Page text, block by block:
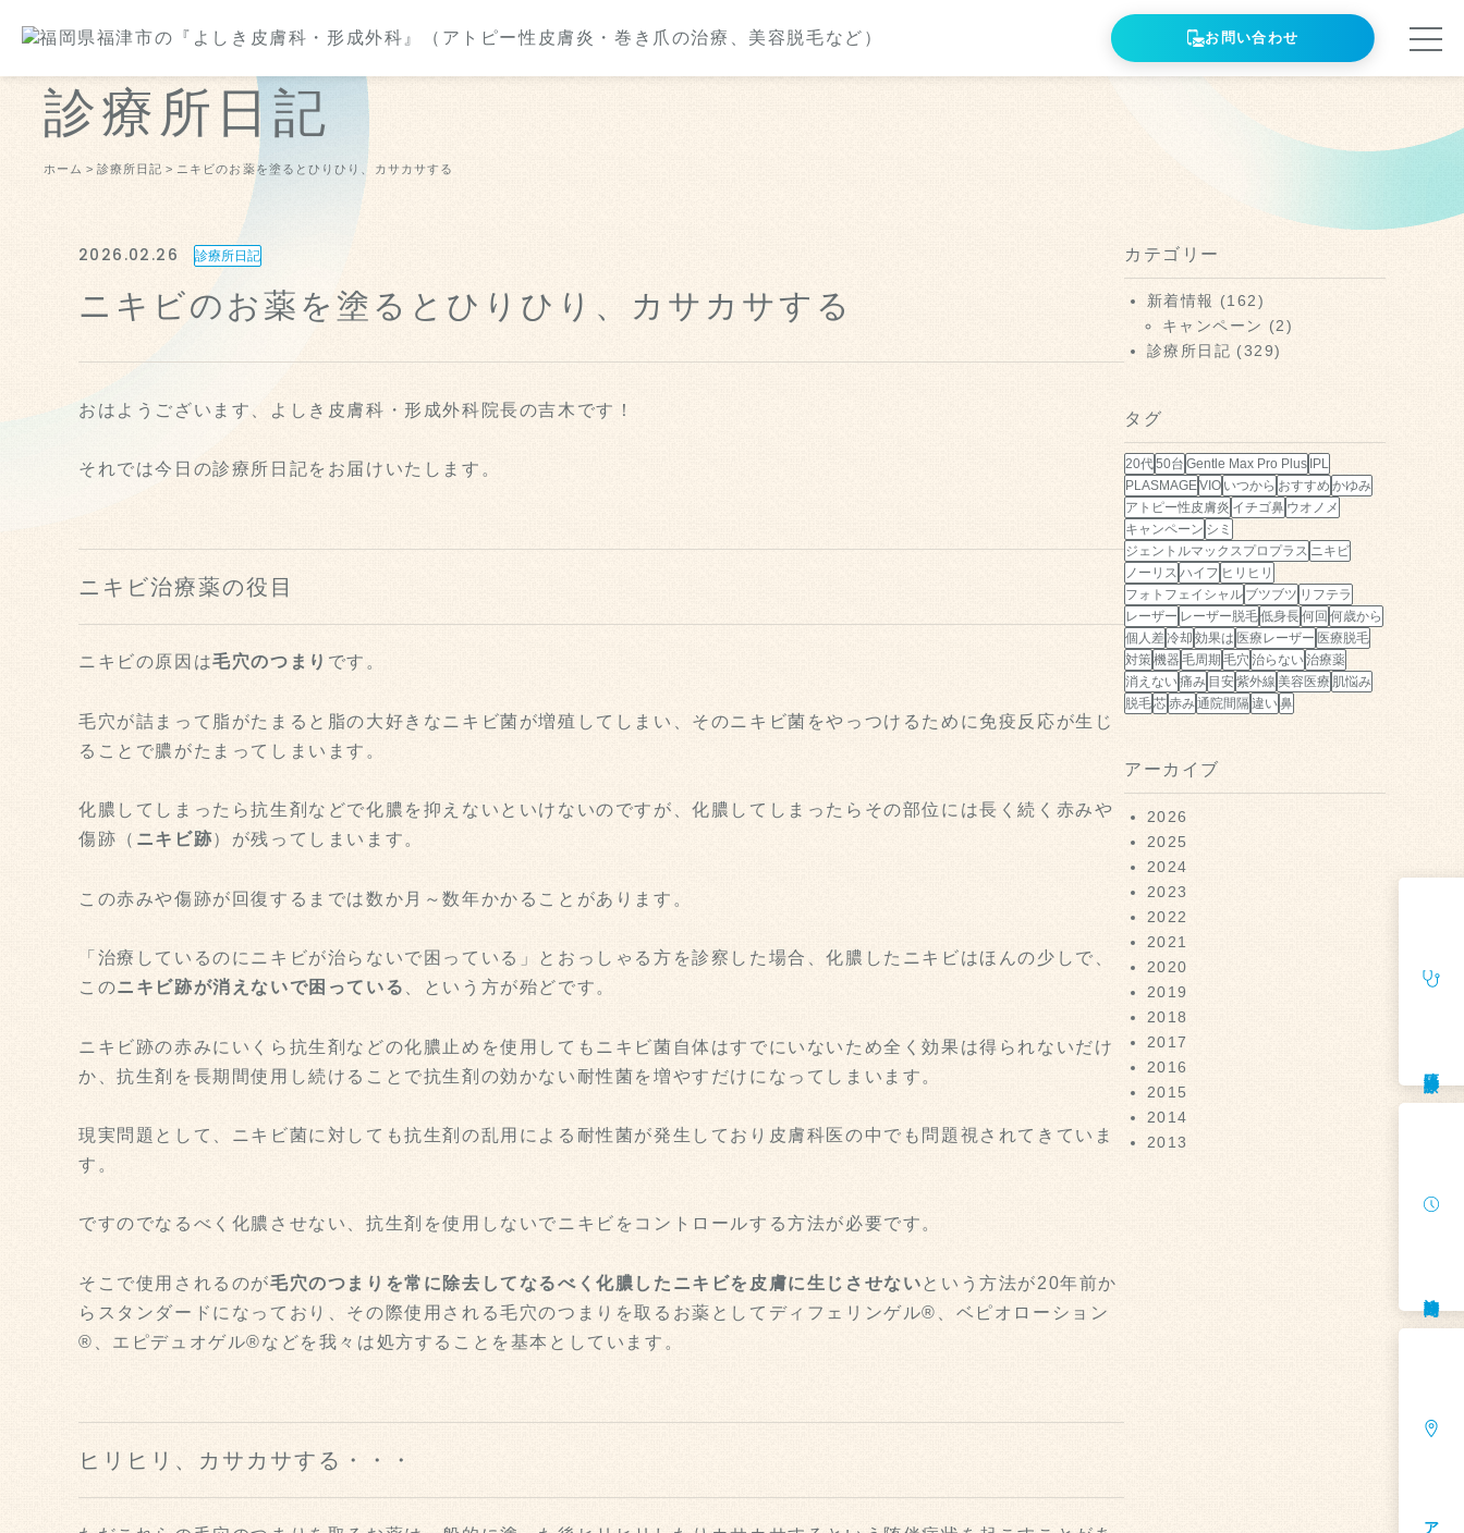
お問い合わせ
診療所日記
ホーム 診療所日記 ニキビのお薬を塗るとひりひり、カサカサする
2026.02.26 診療所日記
ニキビのお薬を塗るとひりひり、カサカサする
おはようございます、よしき皮膚科・形成外科院長の吉木です！
それでは今日の診療所日記をお届けいたします。
ニキビ治療薬の役目
ニキビの原因は毛穴のつまり です。
毛穴が詰まって脂がたまると脂の大好きなニキビ菌が増殖してしまい、そのニキビ菌をやっつけるために免疫反応が生じ
ることで膿がたまってしまいます。
化膿してしまったら抗生剤などで化膿を抑えないといけないのですが、化膿してしまったらその部位には長く続く赤みや
傷跡（ ニキビ跡）が残ってしまいます。
この赤みや傷跡が回復するまでは数か月～数年かかることがあります。
「治療しているのにニキビが治らないで困っている」とおっしゃる方を診察した場合、化膿したニキビはほんの少しで、
このニキビ跡が消えないで困っている 、という方が殆どです。
ニキビ跡の赤みにいくら抗生剤などの化膿止めを使用してもニキビ菌自体はすでにいないため全く効果は得られないだけ
か、抗生剤を長期間使用し続けることで抗生剤の効かない耐性菌を増やすだけになってしまいます。
現実問題として、ニキビ菌に対しても抗生剤の乱用による耐性菌が発生しており皮膚科医の中でも問題視されてきていま
す。
ですのでなるべく化膿させない、抗生剤を使用しないでニキビをコントロールする方法が必要です。
そこで使用されるのが毛穴のつまりを常に除去してなるべく化膿したニキビを皮膚に生じさせない という方法が20年前か
らスタンダードになっており、その際使用される毛穴のつまりを取るお薬としてディフェリンゲル®、ベピオローション
®、エピデュオゲル®などを我々は処方することを基本としています。
ヒリヒリ、カサカサする・・・
カテゴリー
新着情報 (162)
キャンペーン (2)
診療所日記 (329)
タグ
20代50台 Gentle Max Pro Plus IPL
PLASMAGEVIO いつから おすすめ かゆみ
アトピー性皮膚炎 イチゴ鼻 ウオノメ
キャンペーン シミ
ジェントルマックスプロプラス ニキビ
ノーリス ハイフ ヒリヒリ
フォトフェイシャル ブツブツ リフテラ
レーザー レーザー脱毛低身長何回 何歳から
個人差冷却 効果は 医療レーザー 医療脱毛
対策機器 毛周期 毛穴 治らない治療薬
消えない痛み 目安紫外線 美容医療 肌悩み
脱毛芯赤み通院間隔 違い鼻
アーカイブ
2026
2025
2024
2023
2022
2021
2020
2019
2018
2017
2016
2015
2014
2013